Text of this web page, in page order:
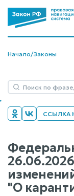
Начало/Законы
ССЫЛКА
"О